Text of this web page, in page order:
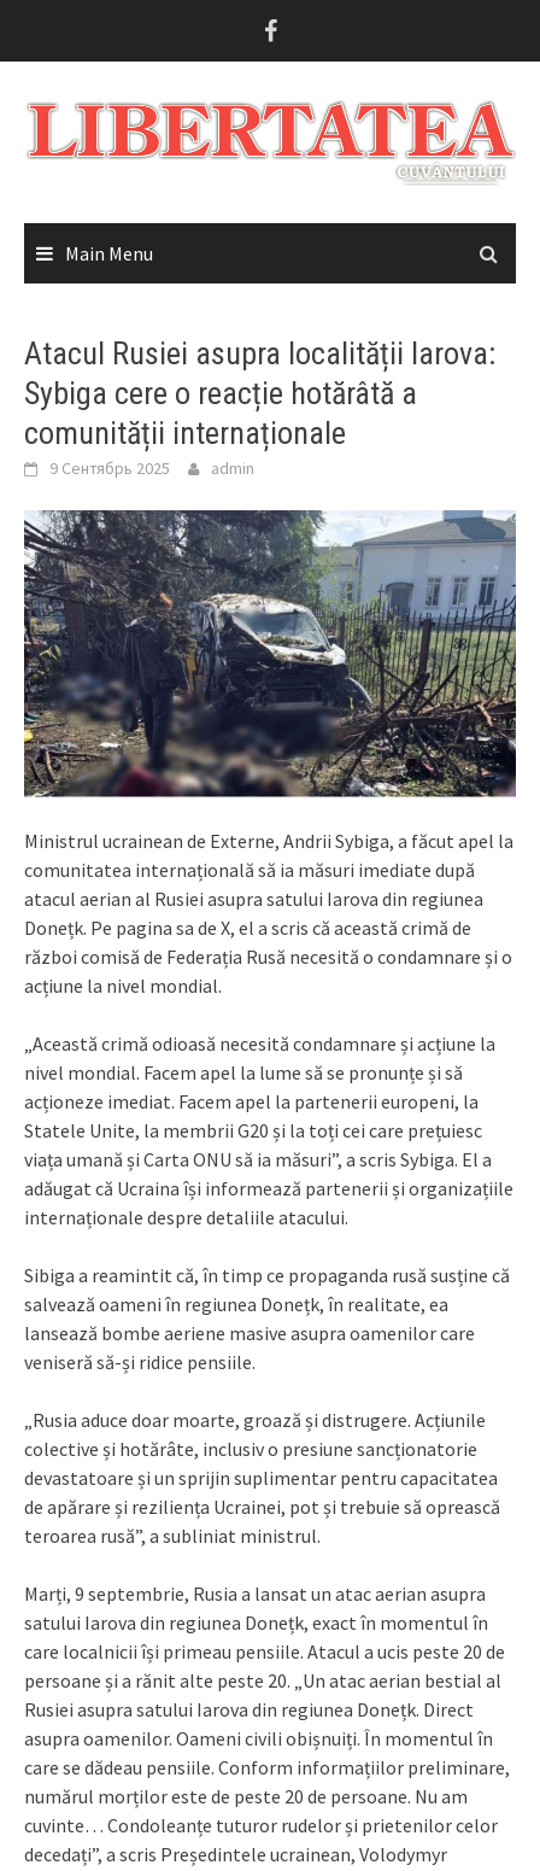
Main Menu
Atacul Rusiei asupra localității Iarova:
Sybiga cere o reacție hotărâtă a
comunității internaționale
9 Сентябрь 2025 admin
Ministrul ucrainean de Externe, Andrii Sybiga, a făcut apel la
comunitatea internațională să ia măsuri imediate după
atacul aerian al Rusiei asupra satului Iarova din regiunea
Donețk. Pe pagina sa de X, el a scris că această crimă de
război comisă de Federația Rusă necesită o condamnare și o
acțiune la nivel mondial.
„Această crimă odioasă necesită condamnare și acțiune la
nivel mondial. Facem apel la lume să se pronunțe și să
acționeze imediat. Facem apel la partenerii europeni, la
Statele Unite, la membrii G20 și la toți cei care prețuiesc
viața umană și Carta ONU să ia măsuri”, a scris Sybiga. El a
adăugat că Ucraina își informează partenerii și organizațiile
internaționale despre detaliile atacului.
Sibiga a reamintit că, în timp ce propaganda rusă susține că
salvează oameni în regiunea Donețk, în realitate, ea
lansează bombe aeriene masive asupra oamenilor care
veniseră să-și ridice pensiile.
„Rusia aduce doar moarte, groază și distrugere. Acțiunile
colective și hotărâte, inclusiv o presiune sancționatorie
devastatoare și un sprijin suplimentar pentru capacitatea
de apărare și reziliența Ucrainei, pot și trebuie să oprească
teroarea rusă”, a subliniat ministrul.
Marți, 9 septembrie, Rusia a lansat un atac aerian asupra
satului Iarova din regiunea Donețk, exact în momentul în
care localnicii își primeau pensiile. Atacul a ucis peste 20 de
persoane și a rănit alte peste 20. „Un atac aerian bestial al
Rusiei asupra satului Iarova din regiunea Donețk. Direct
asupra oamenilor. Oameni civili obișnuiți. În momentul în
care se dădeau pensiile. Conform informațiilor preliminare,
numărul morților este de peste 20 de persoane. Nu am
cuvinte… Condoleanțe tuturor rudelor și prietenilor celor
decedați”, a scris Președintele ucrainean, Volodymyr